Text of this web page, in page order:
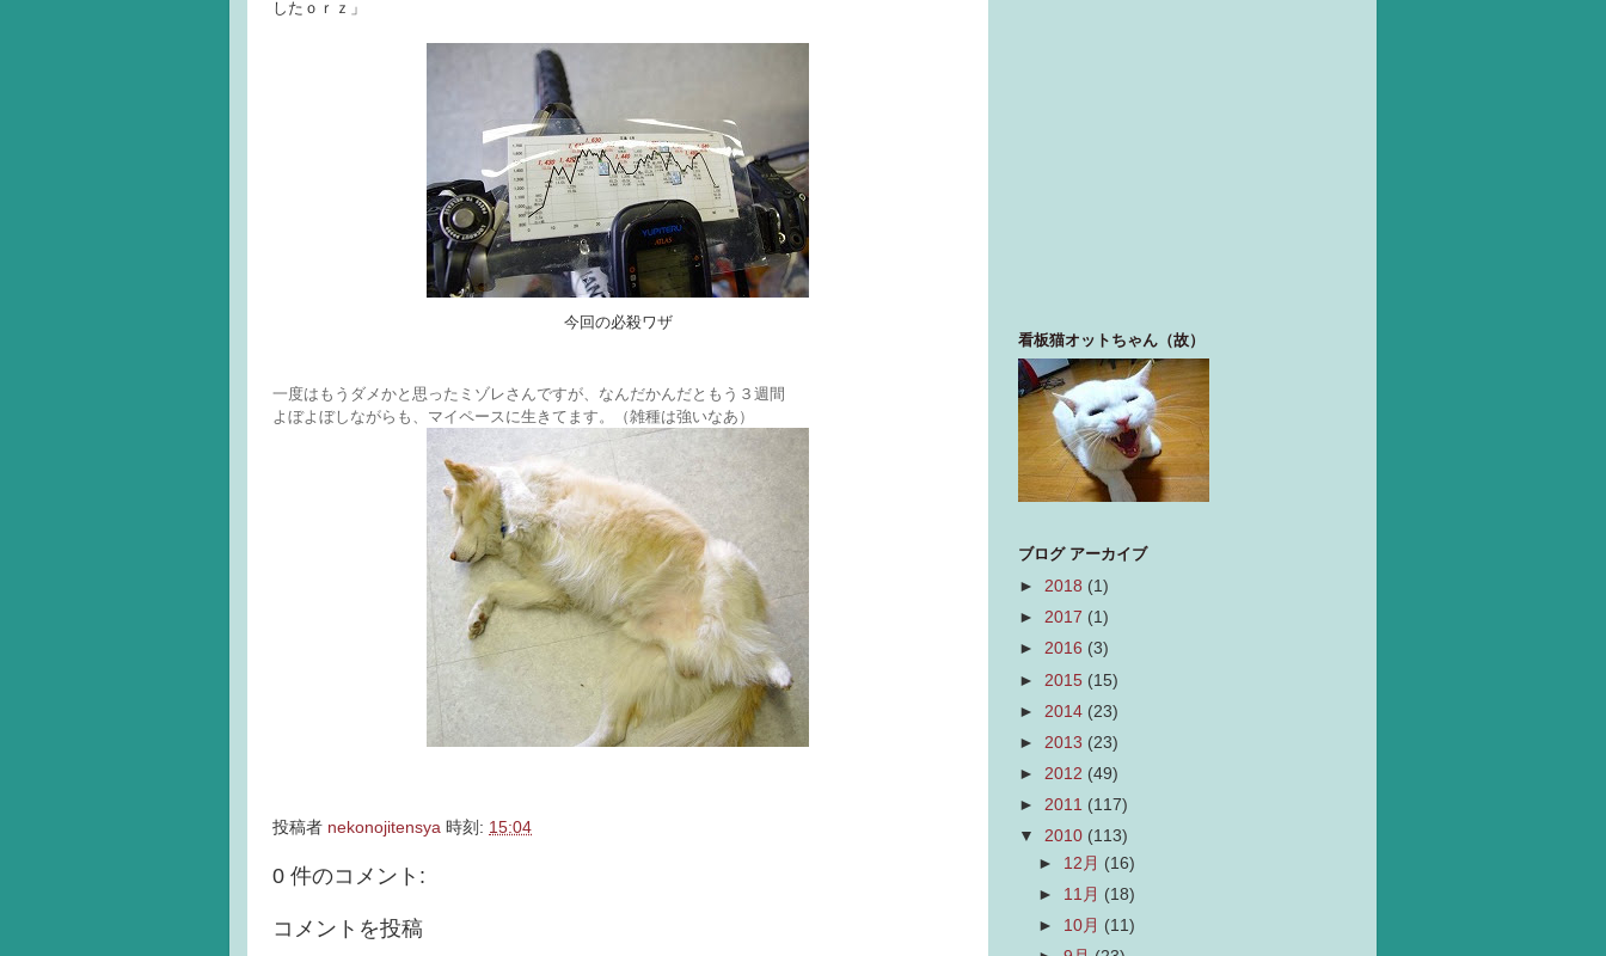
したｏｒｚ」
今回の必殺ワザ
一度はもうダメかと思ったミゾレさんですが、なんだかんだともう３週間
よぼよぼしながらも、マイペースに生きてます。（雑種は強いなあ）
投稿者 nekonojitensya 時刻: 15:04
0 件のコメント:
コメントを投稿
看板猫オットちゃん（故）
ブログ アーカイブ
► 2018 (1)
► 2017 (1)
► 2016 (3)
► 2015 (15)
► 2014 (23)
► 2013 (23)
► 2012 (49)
► 2011 (117)
▼ 2010 (113)
► 12月 (16)
► 11月 (18)
► 10月 (11)